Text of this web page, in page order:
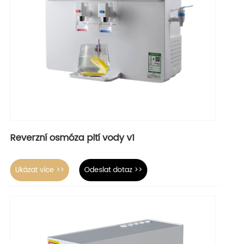
Reverzní osmóza pití vody v1
Ukázat více >> Odeslat dotaz >>